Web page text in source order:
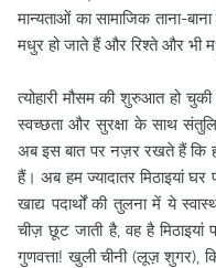
मान्यताओं का सामाजिक ताना-
मधुर हो जाते हैं और रिश्ते और भी
त्योहारी मौसम की शुरुआत हो
स्वच्छता और सुरक्षा के साथ
अब इस बात पर नज़र रखते हैं कि
हैं। अब हम ज्यादातर मिठाइयां
खाद्य पदार्थों की तुलना में ये
चीज़ छूट जाती है, वह है मिठाइयां
गुणवत्ता! खुली चीनी (लूज़ शुगर),